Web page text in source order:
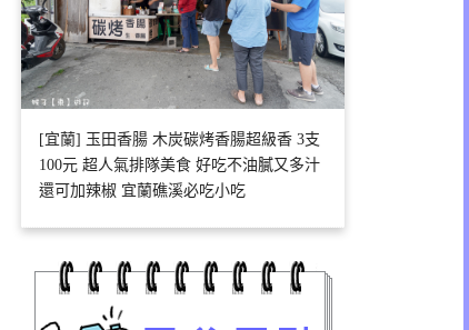
[宜蘭] 玉田香腸 木炭碳烤香腸超級香 3支
100元 超人氣排隊美食 好吃不油膩又多汁
還可加辣椒 宜蘭礁溪必吃小吃